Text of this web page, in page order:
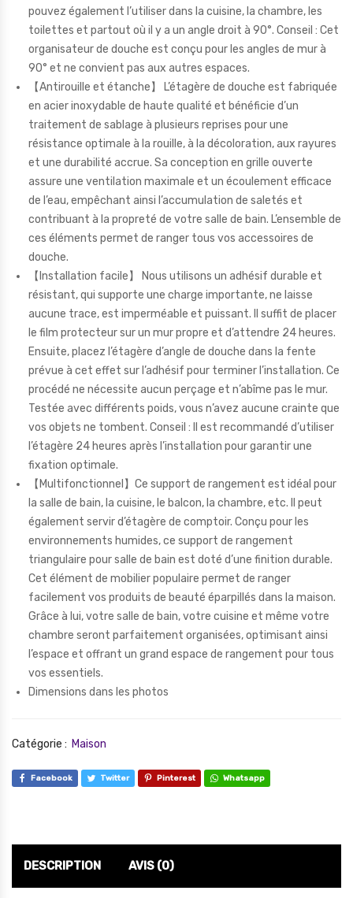
pouvez également l’utiliser dans la cuisine, la chambre, les
toilettes et partout où il y a un angle droit à 90°. Conseil : Cet
organisateur de douche est conçu pour les angles de mur à
90° et ne convient pas aux autres espaces.
【Antirouille et étanche】 L’étagère de douche est fabriquée
en acier inoxydable de haute qualité et bénéficie d’un
traitement de sablage à plusieurs reprises pour une
résistance optimale à la rouille, à la décoloration, aux rayures
et une durabilité accrue. Sa conception en grille ouverte
assure une ventilation maximale et un écoulement efficace
de l’eau, empêchant ainsi l’accumulation de saletés et
contribuant à la propreté de votre salle de bain. L’ensemble de
ces éléments permet de ranger tous vos accessoires de
douche.
【Installation facile】 Nous utilisons un adhésif durable et
résistant, qui supporte une charge importante, ne laisse
aucune trace, est imperméable et puissant. Il suffit de placer
le film protecteur sur un mur propre et d’attendre 24 heures.
Ensuite, placez l’étagère d’angle de douche dans la fente
prévue à cet effet sur l’adhésif pour terminer l’installation. Ce
procédé ne nécessite aucun perçage et n’abîme pas le mur.
Testée avec différents poids, vous n’avez aucune crainte que
vos objets ne tombent. Conseil : Il est recommandé d’utiliser
l’étagère 24 heures après l’installation pour garantir une
fixation optimale.
【Multifonctionnel】Ce support de rangement est idéal pour
la salle de bain, la cuisine, le balcon, la chambre, etc. Il peut
également servir d’étagère de comptoir. Conçu pour les
environnements humides, ce support de rangement
triangulaire pour salle de bain est doté d’une finition durable.
Cet élément de mobilier populaire permet de ranger
facilement vos produits de beauté éparpillés dans la maison.
Grâce à lui, votre salle de bain, votre cuisine et même votre
chambre seront parfaitement organisées, optimisant ainsi
l’espace et offrant un grand espace de rangement pour tous
vos essentiels.
Dimensions dans les photos
Catégorie : Maison
Facebook Twitter Pinterest Whatsapp
DESCRIPTION AVIS (0)